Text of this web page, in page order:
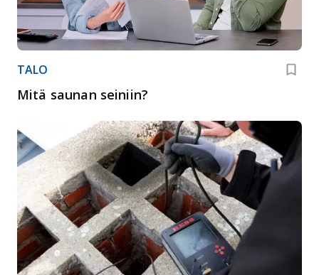
TALO
Mitä saunan seiniin?